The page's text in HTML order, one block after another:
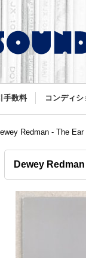
手数料 コンディシ
Redman - The
Dewey